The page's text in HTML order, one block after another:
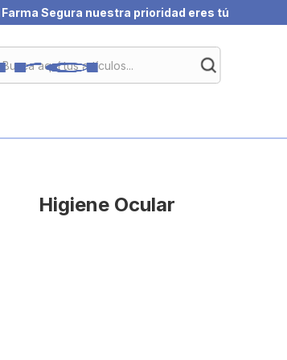
Farma Segura nuestra prioridad eres tú
Higiene Ocular